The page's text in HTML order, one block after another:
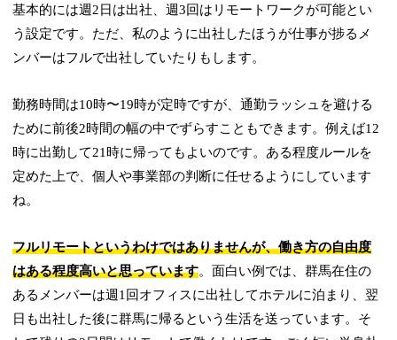
基本的には週2日は出社、週3回はリモートワークが可能とい
う設定です。ただ、私のように出社したほうが仕事が捗るメ
ンバーはフルで出社していたりもします。
勤務時間は10時〜19時が定時ですが、通勤ラッシュを避ける
ために前後2時間の幅の中でずらすこともできます。例えば12
時に出勤して21時に帰ってもよいのです。ある程度ルールを
定めた上で、個人や事業部の判断に任せるようにしています
ね。
フルリモートというわけではありませんが、働き方の自由度
はある程度高いと思っています。面白い例では、群馬在住の
あるメンバーは週1回オフィスに出社してホテルに泊まり、翌
日も出社した後に群馬に帰るという生活を送っています。そ